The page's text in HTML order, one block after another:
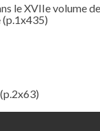
le XVIIe volume
(p.1x435)
(p.2x63)